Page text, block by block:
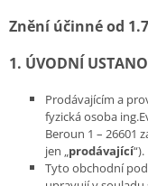
Znění účinné od
1. ÚVODNÍ
Prodávajícím a
fyzická osoba
Beroun 1 – 26601
jen „prodávající“).
Tyto obchodní